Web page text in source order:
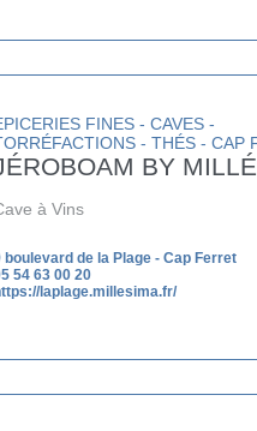
FINES - CAVES -
- THÉS - CAP
BY
à Vins
boulevard de la Plage - Cap Ferret
54 63 00 20
laplage.millesima.fr/